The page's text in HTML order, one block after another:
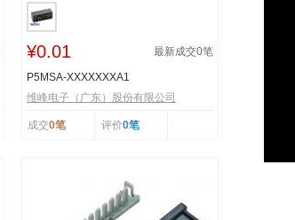
¥0.01 最新成交0笔
P5MSA-XXXXXXXA1
维峰电子（广东）股份有限公司
成交0笔 评价0笔